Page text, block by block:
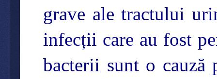
grave ale tractului
infecții care au fost
bacterii sunt o cauză